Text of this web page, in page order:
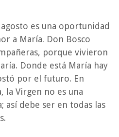
es una oportunidad
a María. Don Bosco
porque vivieron
Donde está María hay
por el futuro. En
la Virgen no es una
así debe ser en todas las